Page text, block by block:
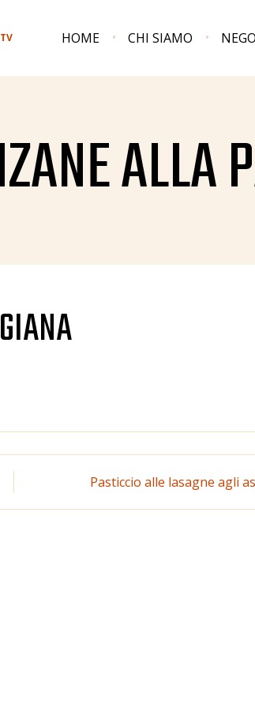
HOME CHI SIAMO
ALLA
Pasticcio alle lasagne agli